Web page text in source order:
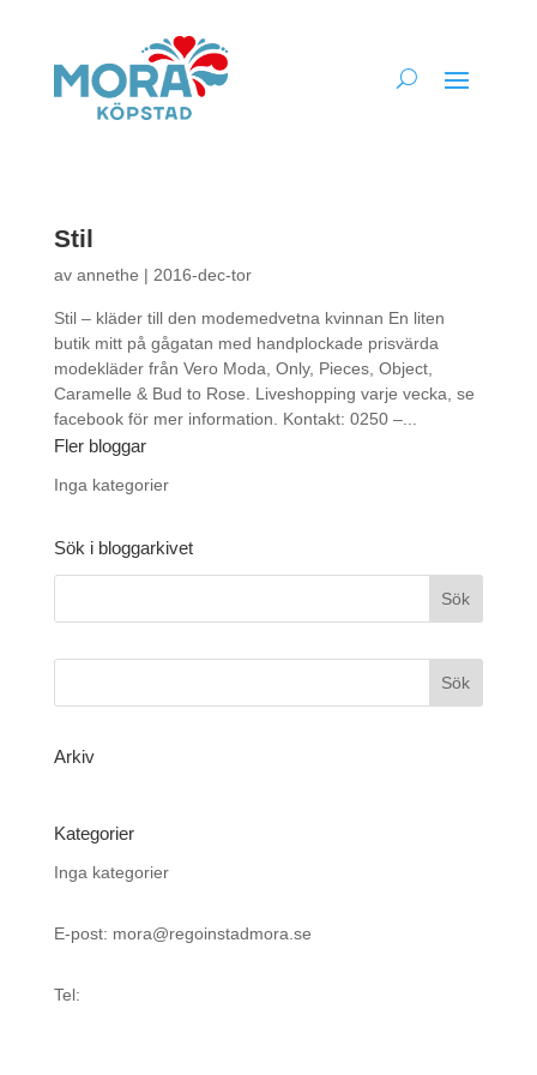
Stil
av annethe | 2016-dec-tor
Stil – kläder till den modemedvetna kvinnan En liten
butik mitt på gågatan med handplockade prisvärda
modekläder från Vero Moda, Only, Pieces, Object,
Caramelle & Bud to Rose. Liveshopping varje vecka, se
facebook för mer information. Kontakt: 0250 –...
Fler bloggar
Inga kategorier
Sök i bloggarkivet
Arkiv
Kategorier
Inga kategorier
E-post: mora@regoinstadmora.se
Tel: